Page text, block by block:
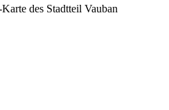
des Stadtteil Vauban